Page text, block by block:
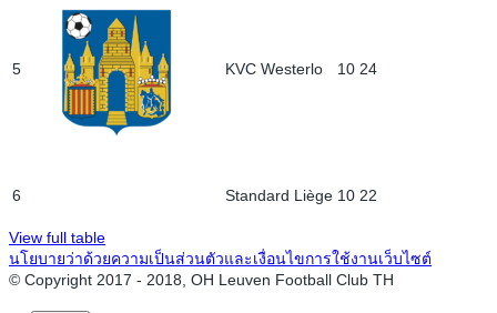
5 KVC Westerlo 10 24
6 Standard Liège 10 22
View full table
นโยบายว่าด้วยความเป็นส่วนตัวและเงื่อนไขการใช้งานเว็บไซต์
© Copyright 2017 - 2018, OH Leuven Football Club TH